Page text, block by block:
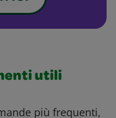
utili
più frequenti,